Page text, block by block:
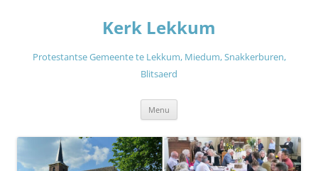
Kerk Lekkum
Protestantse Gemeente te Lekkum, Miedum, Snakkerburen,
Blitsaerd
Menu